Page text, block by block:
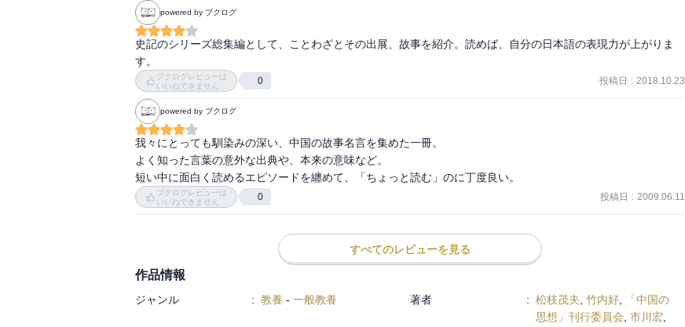
powered by ブクログ
史記のシリーズ総集編として、ことわざとその出展、故事を紹介。読めば、自分の日本語の表現力が上がりま
す。
ブクログレビューは
いいねできません
0 投稿日 : 2018.10.23
powered by ブクログ
我々にとっても馴染みの深い、中国の故事名言を集めた一冊。
よく知った言葉の意外な出典や、本来の意味など。
短い中に面白く読めるエピソードを纏めて、「ちょっと読む」のに丁度良い。
ブクログレビューは
いいねできません
0 投稿日 : 2009.06.11
すべてのレビューを見る
作品情報
ジャンル : 教養 - 一般教養 著者 : 松枝茂夫, 竹内好,
「中国の
思想」刊行委員会, 市川宏,